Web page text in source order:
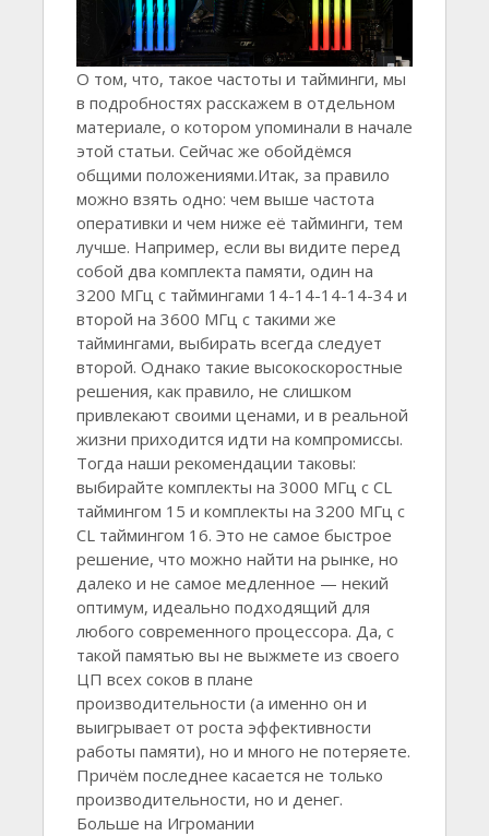
О том, что, такое частоты и тайминги, мы
в подробностях расскажем в отдельном
материале, о котором упоминали в начале
этой статьи. Сейчас же обойдёмся
общими положениями.Итак, за правило
можно взять одно: чем выше частота
оперативки и чем ниже её тайминги, тем
лучше. Например, если вы видите перед
собой два комплекта памяти, один на
3200 МГц с таймингами 14-14-14-14-34 и
второй на 3600 МГц с такими же
таймингами, выбирать всегда следует
второй. Однако такие высокоскоростные
решения, как правило, не слишком
привлекают своими ценами, и в реальной
жизни приходится идти на компромиссы.
Тогда наши рекомендации таковы:
выбирайте комплекты на 3000 МГц с CL
таймингом 15 и комплекты на 3200 МГц с
CL таймингом 16. Это не самое быстрое
решение, что можно найти на рынке, но
далеко и не самое медленное — некий
оптимум, идеально подходящий для
любого современного процессора. Да, с
такой памятью вы не выжмете из своего
ЦП всех соков в плане
производительности (а именно он и
выигрывает от роста эффективности
работы памяти), но и много не потеряете.
Причём последнее касается не только
производительности, но и денег.
Больше на Игромании